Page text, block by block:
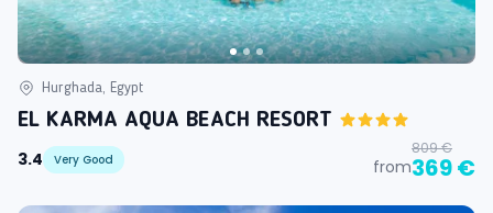
Hurghada, Egypt
EL KARMA AQUA BEACH RESORT
3.4
Very Good from
809 €
369 €